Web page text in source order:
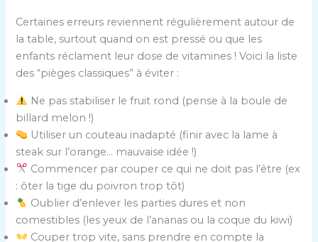
Certaines erreurs reviennent régulièrement autour de
la table, surtout quand on est pressé ou que les
enfants réclament leur dose de vitamines ! Voici la liste
des “pièges classiques” à éviter :
Ne pas stabiliser le fruit rond (pense à la boule de
billard melon !)
Utiliser un couteau inadapté (finir avec la lame à
steak sur l’orange… mauvaise idée !)
Commencer par couper ce qui ne doit pas l’être (ex
: ôter la tige du poivron trop tôt)
Oublier d’enlever les parties dures et non
comestibles (les yeux de l’ananas ou la coque du kiwi)
Couper trop vite, sans prendre en compte la